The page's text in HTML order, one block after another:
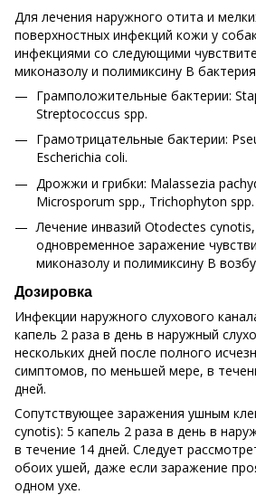
Для лечения наружного отита и
поверхностных инфекций кожи у
инфекциями со следующими
миконазолу и полимиксину B
Грамположительные бактерии:
Streptococcus spp.
Грамотрицательные бактерии:
Escherichia coli.
Дрожжи и грибки: Malassezia
Microsporum spp., Trichophyton spp.
Лечение инвазий Otodectes
одновременное заражение
миконазолу и полимиксину B
Дозировка
Инфекции наружного слухового
капель 2 раза в день в наружный
нескольких дней после полного
симптомов, по меньшей мере, в
дней.
Сопутствующее заражения ушным
cynotis): 5 капель 2 раза в день в
в течение 14 дней. Следует
обоих ушей, даже если заражение
одном ухе.